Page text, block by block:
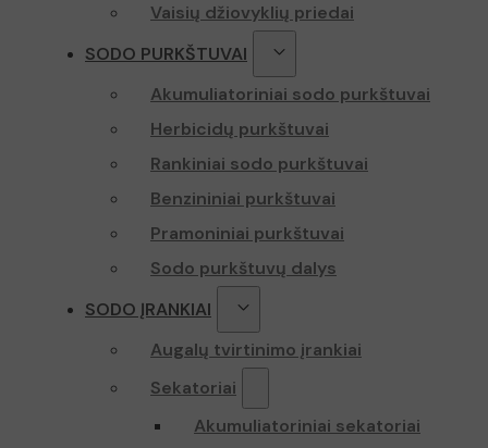
Vaisių džiovyklių priedai
SODO PURKŠTUVAI
Akumuliatoriniai sodo purkštuvai
Herbicidų purkštuvai
Rankiniai sodo purkštuvai
Benzininiai purkštuvai
Pramoniniai purkštuvai
Sodo purkštuvų dalys
SODO ĮRANKIAI
Augalų tvirtinimo įrankiai
Sekatoriai
Akumuliatoriniai sekatoriai